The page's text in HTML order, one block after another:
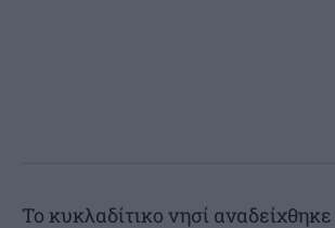
Το κυκλαδίτικο νησί